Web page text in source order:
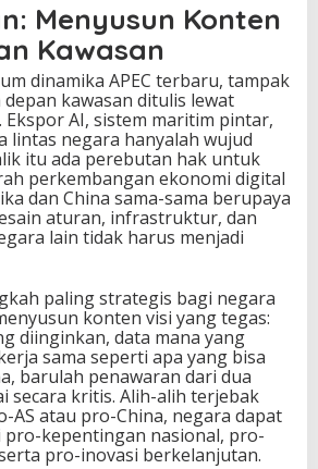
Menyusun Konten
Kawasan
dinamika APEC terbaru, tampak
depan kawasan ditulis lewat
AI, sistem maritim pintar,
lintas negara hanyalah wujud
itu ada perebutan hak untuk
perkembangan ekonomi digital
dan China sama-sama berupaya
aturan, infrastruktur, dan
lain tidak harus menjadi
paling strategis bagi negara
konten visi yang tegas:
diinginkan, data mana yang
sama seperti apa yang bisa
barulah penawaran dari dua
secara kritis. Alih-alih terjebak
AS atau pro-China, negara dapat
pro-kepentingan nasional, pro-
pro-inovasi berkelanjutan.